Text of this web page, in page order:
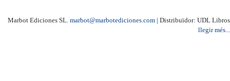
Marbot Ediciones SL. marbot@marbotediciones.com | Distribuïdor: UDL Libros
llegir més...